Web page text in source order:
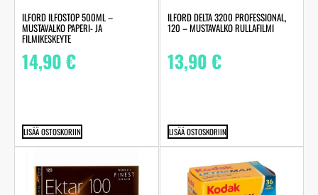
ILFORD ILFOSTOP 500ML –
MUSTAVALKO PAPERI- JA
FILMIKESKEYTE
14,90€
LISÄÄ OSTOSKORIIN
ILFORD DELTA 3200 PROFESSIONAL,
120 – MUSTAVALKO RULLAFILMI
13,90€
LISÄÄ OSTOSKORIIN